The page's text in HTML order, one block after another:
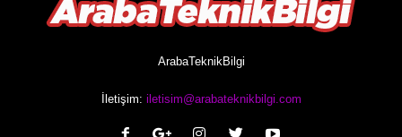
ArabaTeknikBilgi
İletişim: iletisim@arabateknikbilgi.com